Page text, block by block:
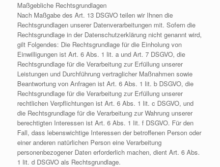
Maßgebliche Rechtsgrundlagen
Nach Maßgabe des Art. 13 DSGVO teilen wir Ihnen die
Rechtsgrundlagen unserer Datenverarbeitungen mit. Sofern die
Rechtsgrundlage in der Datenschutzerklärung nicht genannt wird,
gilt Folgendes: Die Rechtsgrundlage für die Einholung von
Einwilligungen ist Art. 6 Abs. 1 lit. a und Art. 7 DSGVO, die
Rechtsgrundlage für die Verarbeitung zur Erfüllung unserer
Leistungen und Durchführung vertraglicher Maßnahmen sowie
Beantwortung von Anfragen ist Art. 6 Abs. 1 lit. b DSGVO, die
Rechtsgrundlage für die Verarbeitung zur Erfüllung unserer
rechtlichen Verpflichtungen ist Art. 6 Abs. 1 lit. c DSGVO, und
die Rechtsgrundlage für die Verarbeitung zur Wahrung unserer
berechtigten Interessen ist Art. 6 Abs. 1 lit. f DSGVO. Für den
Fall, dass lebenswichtige Interessen der betroffenen Person oder
einer anderen natürlichen Person eine Verarbeitung
personenbezogener Daten erforderlich machen, dient Art. 6 Abs.
1 lit. d DSGVO als Rechtsgrundlage.